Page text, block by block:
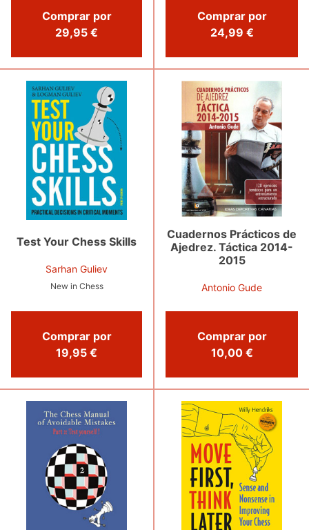
Comprar por
29,95 €
Comprar por
24,99 €
Test Your Chess Skills
Sarhan Guliev
New in Chess
Comprar por
19,95 €
Cuadernos Prácticos de
Ajedrez. Táctica 2014-
2015
Antonio Gude
Comprar por
10,00 €